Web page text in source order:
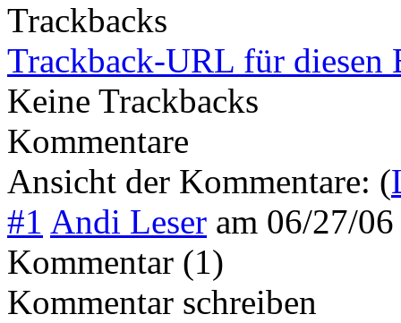
Trackbacks
Trackback-URL für diesen
Keine Trackbacks
Kommentare
Ansicht der Kommentare: (
#1 Andi Leser am 06/27/
Kommentar (1)
Kommentar schreiben